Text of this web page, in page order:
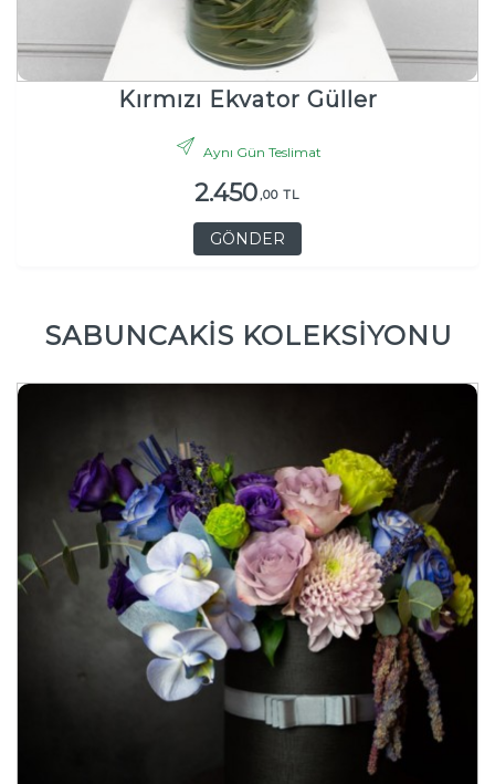
Kırmızı Ekvator Güller
Aynı Gün Teslimat
2.450,00 TL
GÖNDER
SABUNCAKİS KOLEKSİYONU